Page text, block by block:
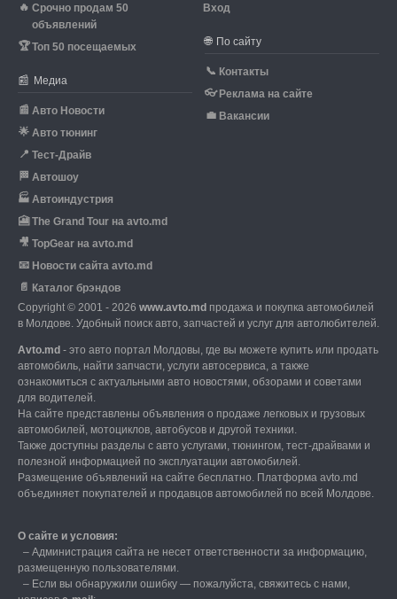
🔥 Срочно продам 50
объявлений
🏆Топ 50 посещаемых
📰 Медиа
📰 Авто Новости
🌟 Авто тюнинг
📍 Тест-Драйв
🏁 Автошоу
🏭 Автоиндустрия
🎦 The Grand Tour на avto.md
🎥 TopGear на avto.md
📧 Новости сайта avto.md
📄 Каталог брэндов
Вход
🌐 По сайту
📞 Контакты
👓 Реклама на сайте
💼 Вакансии
Copyright © 2001 - 2026 www.avto.md продажа и покупка автомобилей
в Молдове. Удобный поиск авто, запчастей и услуг для автолюбителей.
Avto.md - это авто портал Молдовы, где вы можете купить или продать
автомобиль, найти запчасти, услуги автосервиса, а также
ознакомиться с актуальными авто новостями, обзорами и советами
для водителей.
На сайте представлены объявления о продаже легковых и грузовых
автомобилей, мотоциклов, автобусов и другой техники.
Также доступны разделы с авто услугами, тюнингом, тест-драйвами и
полезной информацией по эксплуатации автомобилей.
Размещение объявлений на сайте бесплатно. Платформа avto.md
объединяет покупателей и продавцов автомобилей по всей Молдове.
О сайте и условия:
– Администрация сайта не несет ответственности за информацию,
размещенную пользователями.
– Если вы обнаружили ошибку — пожалуйста, свяжитесь с нами,